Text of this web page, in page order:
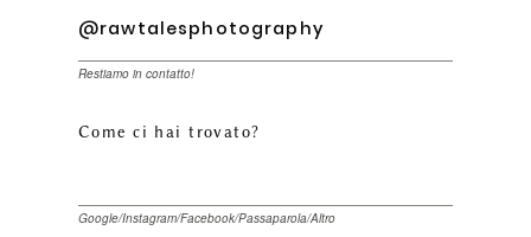
Restiamo in contatto!
Come ci hai trovato?
Google/Instagram/Facebook/Passaparola/Altro